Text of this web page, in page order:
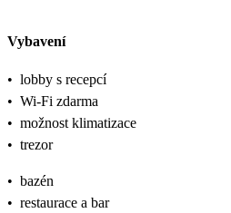
Vybavení
• lobby s recepcí
• Wi-Fi zdarma
• možnost klimatizace
• trezor
• bazén
• restaurace a bar